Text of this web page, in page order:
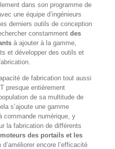
dans son programme de
une équipe d’ingénieurs
derniers outils de conception
constamment des
à ajouter à la gamme,
et développer des outils et
de fabrication tout aussi
presque entièrement
de sa multitude de
s’ajoute une gamme
commande numérique, y
la fabrication de différents
moteurs des portails et les
d’améliorer encore l’efficacité